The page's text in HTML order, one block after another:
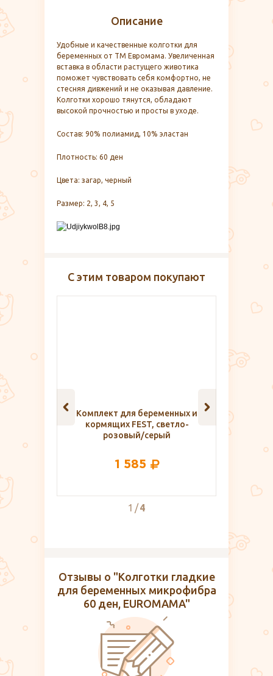
Описание
Удобные и качественные колготки для
беременных от ТМ Евромама. Увеличенная
вставка в области растущего животика
поможет чувствовать себя комфортно, не
стесняя дивжений и не оказывая давление.
Колготки хорошо тянутся, обладают
высокой прочностью и просты в уходе.
Состав: 90% полиамид, 10% эластан
Плотность: 60 ден
Цвета: загар, черный
Размер: 2, 3, 4, 5
С этим товаром покупают
Конверт на выписку из
роддома весна-осень
Миндаль, Сонный Гномик
2 450
2 4
Отзывы о "Колготки гладкие
для беременных микрофибра
60 ден, EUROMAMA"